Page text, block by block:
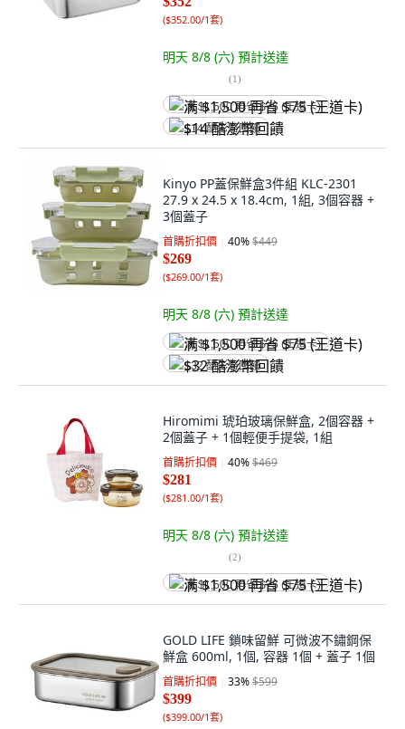
($352.00/1套)
明天 8/8 (六) 預計送達
(1)
满 $1,500 再省 $75 (王道卡)
$14 酷澎幣回饋
Kinyo PP蓋保鮮盒3件組 KLC-2301
27.9 x 24.5 x 18.4cm, 1組, 3個容器 +
3個蓋子
首購折扣價 40%$449
$269
($269.00/1套)
明天 8/8 (六) 預計送達
满 $1,500 再省 $75 (王道卡)
$32 酷澎幣回饋
Hiromimi 琥珀玻璃保鮮盒, 2個容器 +
2個蓋子 + 1個輕便手提袋, 1組
首購折扣價 40%$469
$281
($281.00/1套)
明天 8/8 (六) 預計送達
(2)
满 $1,500 再省 $75 (王道卡)
GOLD LIFE 鎖味留鮮 可微波不鏽鋼保
鮮盒 600ml, 1個, 容器 1個 + 蓋子 1個
首購折扣價 33%$599
$399
($399.00/1套)